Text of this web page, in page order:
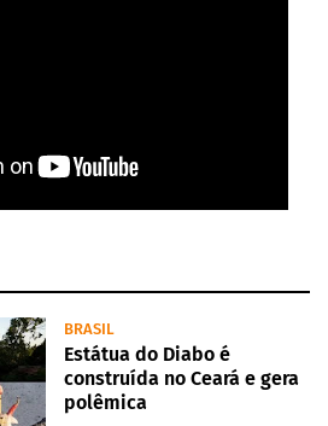
BRASIL
Estátua do Diabo é
construída no Ceará e gera
polêmica